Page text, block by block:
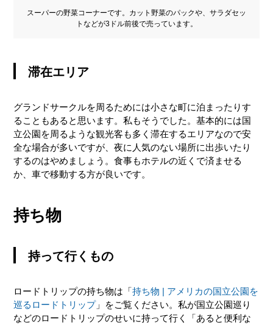
スーパーの野菜コーナーです。カット野菜のパックや、サラダセッ
トなどが3ドル前後で売っています。
滞在エリア
グランドサークルを周るためには小さな町に泊まったりす
ることもあると思います。私もそうでした。基本的には国
立公園を周るような観光客も多く滞在するエリアなので安
全な場合が多いですが、夜に人気のない場所に出歩いたり
するのはやめましょう。食事もホテルの近くで済ませる
か、車で移動する方が良いです。
持ち物
持って行くもの
ロードトリップの持ち物は「持ち物 | アメリカの国立公園を
巡るロードトリップ」をご覧ください。私が国立公園巡り
などのロードトリップのせいに持って行く「あると便利な